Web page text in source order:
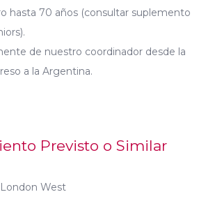
hasta 70 años (consultar suplemento
de nuestro coordinador desde la
a la Argentina.
Previsto o Similar
West